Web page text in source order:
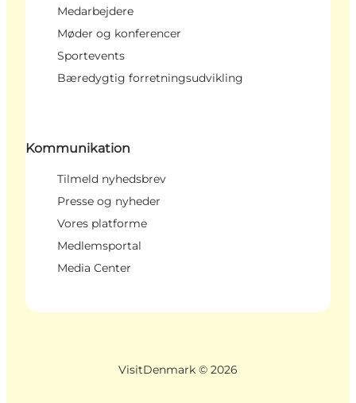
Medarbejdere
Møder og konferencer
Sportevents
Bæredygtig forretningsudvikling
Kommunikation
Tilmeld nyhedsbrev
Presse og nyheder
Vores platforme
Medlemsportal
Media Center
VisitDenmark © 2026